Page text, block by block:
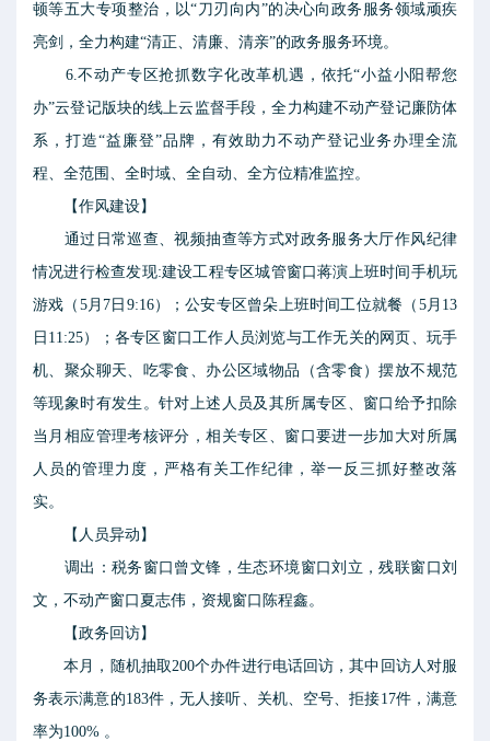
顿等五大专项整治，以“刀刃向内”的决心向政务服务领域顽疾
亮剑，全力构建“清正、清廉、清亲”的政务服务环境。
6.不动产专区抢抓数字化改革机遇，依托“小益小阳帮您
办”云登记版块的线上云监督手段，全力构建不动产登记廉防体
系，打造“益廉登”品牌，有效助力不动产登记业务办理全流
程、全范围、全时域、全自动、全方位精准监控。
【作风建设】
通过日常巡查、视频抽查等方式对政务服务大厅作风纪律
情况进行检查发现:建设工程专区城管窗口蒋演上班时间手机玩
游戏（5月7日9:16）；公安专区曾朵上班时间工位就餐（5月13
日11:25）；各专区窗口工作人员浏览与工作无关的网页、玩手
机、聚众聊天、吃零食、办公区域物品（含零食）摆放不规范
等现象时有发生。针对上述人员及其所属专区、窗口给予扣除
当月相应管理考核评分，相关专区、窗口要进一步加大对所属
人员的管理力度，严格有关工作纪律，举一反三抓好整改落
实。
【人员异动】
调出：税务窗口曾文锋，生态环境窗口刘立，残联窗口刘
文，不动产窗口夏志伟，资规窗口陈程鑫。
【政务回访】
本月，随机抽取200个办件进行电话回访，其中回访人对服
务表示满意的183件，无人接听、关机、空号、拒接17件，满意
率为100% 。